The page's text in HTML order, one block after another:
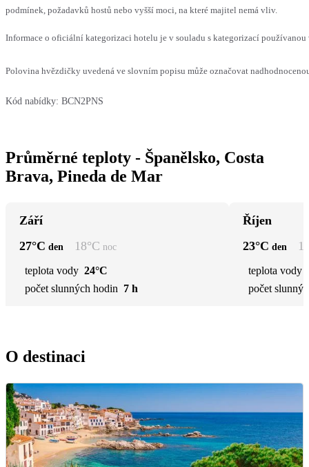
podmínek, požadavků hostů nebo vyšší moci, na které majitel nemá vliv.
Informace o oficiální kategorizaci hotelu je v souladu s kategorizací
Polovina hvězdičky uvedená ve slovním popisu může označovat
Kód nabídky: BCN2PNS
Průměrné teploty - Španělsko, Costa
Brava, Pineda de Mar
Září
27°C den 18°C noc
teplota vody 24°C
počet slunných hodin 7 h
Říjen
23°C den
teplota vody
počet
O destinaci